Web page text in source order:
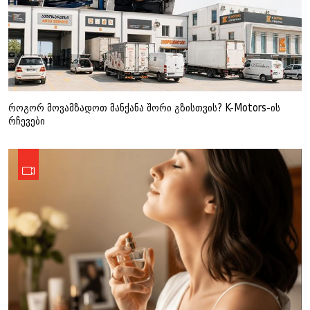
როგორ მოვამზადოთ მანქანა შორი გზისთვის? K-Motors-ის
რჩევები